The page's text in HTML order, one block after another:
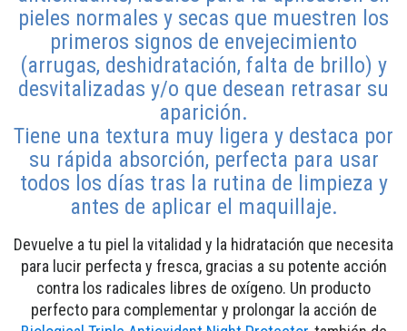
pieles normales y secas que muestren los
primeros signos de envejecimiento
(arrugas, deshidratación, falta de brillo) y
desvitalizadas y/o que desean retrasar su
aparición.
Tiene una textura muy ligera y destaca por
su rápida absorción, perfecta para usar
todos los días tras la rutina de limpieza y
antes de aplicar el maquillaje.
Devuelve a tu piel la vitalidad y la hidratación que necesita
para lucir perfecta y fresca, gracias a su potente acción
contra los radicales libres de oxígeno. Un producto
perfecto para complementar y prolongar la acción de